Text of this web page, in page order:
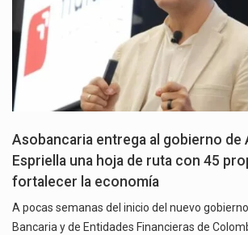
Asobancaria entrega al gobierno de
Espriella una hoja de ruta con 45
fortalecer la economía
A pocas semanas del inicio del nuevo
Bancaria y de Entidades Financieras de